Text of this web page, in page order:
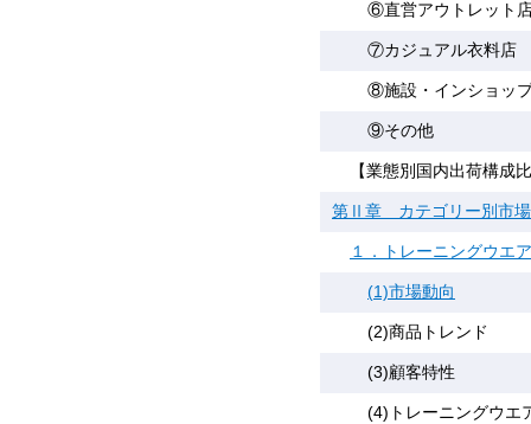
⑥直営アウトレット
⑦カジュアル衣料店
⑧施設・インショッ
⑨その他
【業態別国内出荷構成
第Ⅱ章 カテゴリー別市
１．トレーニングウエア
(1)市場動向
(2)商品トレンド
(3)顧客特性
(4)トレーニングウエ